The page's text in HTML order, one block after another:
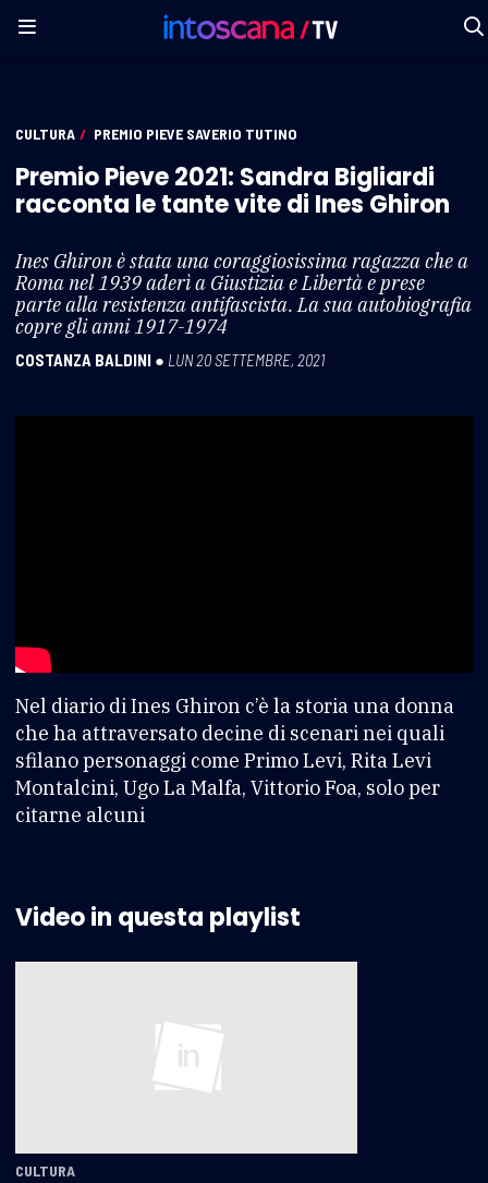
CULTURA / PREMIO PIEVE SAVERIO TUTINO
Premio Pieve 2021: Sandra Bigliardi
racconta le tante vite di Ines Ghiron
Ines Ghiron è stata una coraggiosissima ragazza che a
Roma nel 1939 aderì a Giustizia e Libertà e prese
parte alla resistenza antifascista. La sua autobiografia
copre gli anni 1917-1974
COSTANZA BALDINI ● LUN 20 SETTEMBRE, 2021
Nel diario di Ines Ghiron c’è la storia una donna
che ha attraversato decine di scenari nei quali
sfilano personaggi come Primo Levi, Rita Levi
Montalcini, Ugo La Malfa, Vittorio Foa, solo per
citarne alcuni
Video in questa playlist
CULTURA